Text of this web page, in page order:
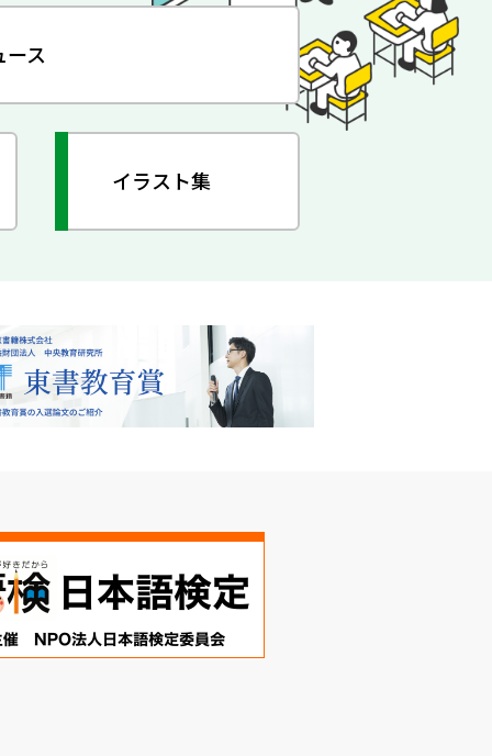
ース
イラスト集